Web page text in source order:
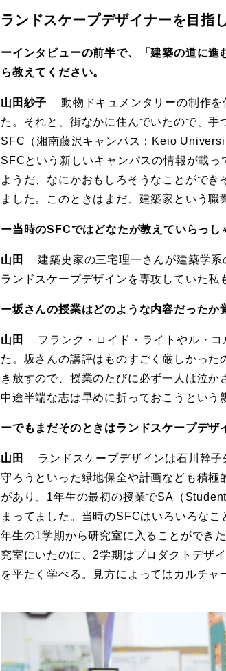
ランドスケープデザイナーを目指
ーインタビューの前半で、「建築の道に
ら教えてください。
山田紗子
動物ドキュメンタリーの制作
た。それと、街なかに住んでいたので、
SFC（湘南藤沢キャンパス：Keio
SFCという新しいキャンパスの情報が載
ようだ、なにかおもしろそうなことがで
ました。このときはまだ、建築家という職
ー当時のSFCではどなたが教えていらっし
山田
建築史家の三宅理一さんが建築学
ランドスケープデザインを専攻していた私
ー坂さんの授業はどのような内容だったか
山田
フランク・ロイド・ライトやル・
た。坂さんの講評はものすごく厳しかっ
き放すので、授業のたびに必ず一人は泣
中途半端な志は早めに折っておこうという
ーでもまだそのときはランドスケープデザ
山田
ランドスケープデザインは石川幹
守ろうといった緑地保全や計画なども積
があり、1年生の最初の授業でSA（
まってました。当時のSFCはいろいろな
年生の1学期から研究室に入ることができ
究室にいたのに、2学期はプロダクトデザ
を平たく学べる。見方によってはカルチャ